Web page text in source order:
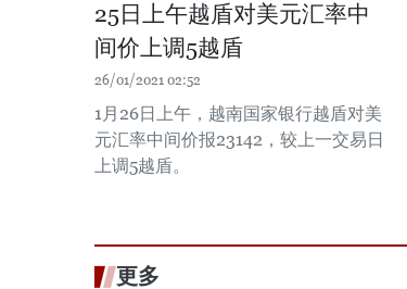
25日上午越盾对美元汇率中
间价上调5越盾
26/01/2021 02:52
1月26日上午，越南国家银行越盾对美
元汇率中间价报23142，较上一交易日
上调5越盾。
更多